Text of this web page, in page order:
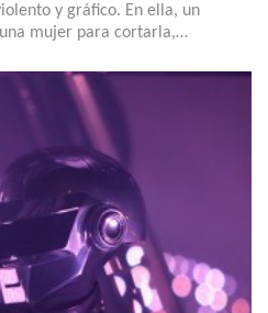
y gráfico. En ella, un
mujer para cortarla,…